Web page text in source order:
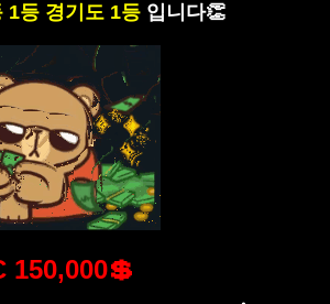
1등 경기도 1등 입니다👏
150,000💲